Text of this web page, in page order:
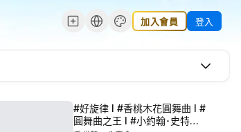
加入會員 登入
#好旋律 I #香桃木花圓舞曲 I #
圓舞曲之王 I #小約翰･史特勞